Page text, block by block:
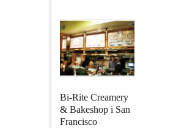
Bi-Rite Creamery
& Bakeshop i San
Francisco